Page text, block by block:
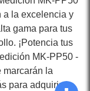
a la excelencia y
gama para tus
¡Potencia tus
MK-PP50 -
marcarán la
para adquirir